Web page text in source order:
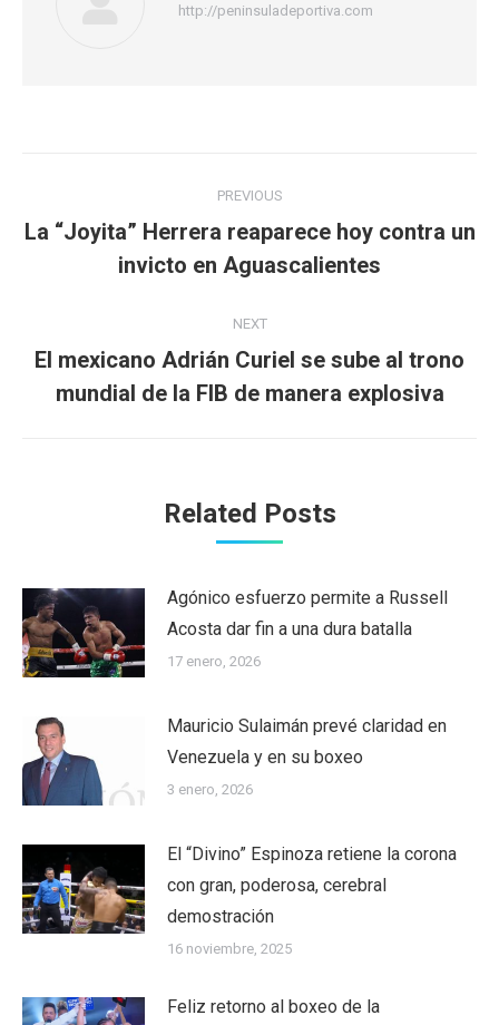
http://peninsuladeportiva.com
navigation
PREVIOUS
Previous
post:
La “Joyita” Herrera reaparece hoy contra un
invicto en Aguascalientes
NEXT
Next
post:
El mexicano Adrián Curiel se sube al trono
mundial de la FIB de manera explosiva
Related Posts
Agónico esfuerzo permite a Russell
Acosta dar fin a una dura batalla
17 enero, 2026
Mauricio Sulaimán prevé claridad en
Venezuela y en su boxeo
3 enero, 2026
El “Divino” Espinoza retiene la corona
con gran, poderosa, cerebral
demostración
16 noviembre, 2025
Feliz retorno al boxeo de la